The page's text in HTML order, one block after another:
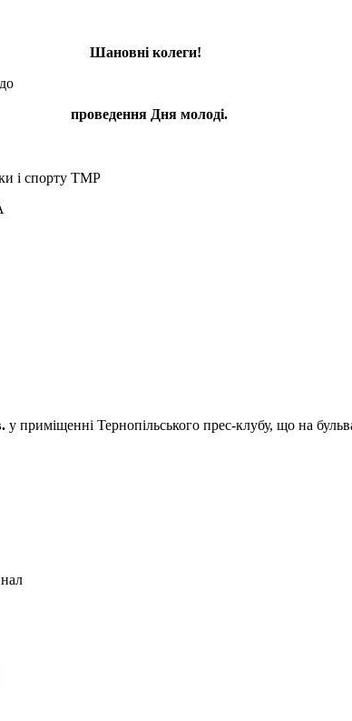
Шановні колеги!
проведення Дня молоді.
і спорту ТМР
у приміщенні Тернопільського прес-клубу, що на